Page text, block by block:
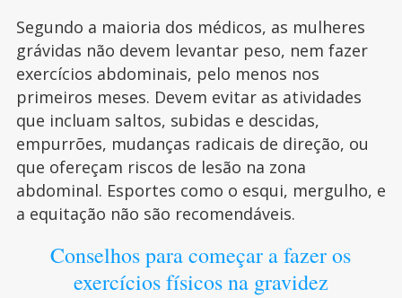
Segundo a maioria dos médicos, as mulheres
grávidas não devem levantar peso, nem fazer
exercícios abdominais, pelo menos nos
primeiros meses. Devem evitar as atividades
que incluam saltos, subidas e descidas,
empurrões, mudanças radicais de direção, ou
que ofereçam riscos de lesão na zona
abdominal. Esportes como o esqui, mergulho, e
a equitação não são recomendáveis.
Conselhos para começar a fazer os
exercícios físicos na gravidez